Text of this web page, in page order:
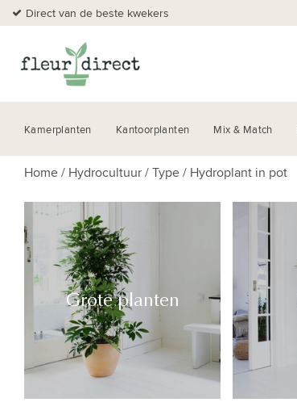
Direct van de beste kwekers
Kamerplanten Kantoorplanten Mix & Match
Home/ Hydrocultuur/Type/ Hydroplant in pot
Grote planten